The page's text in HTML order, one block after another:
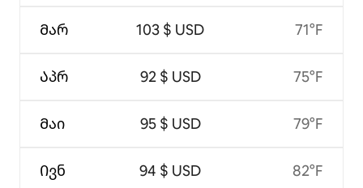
Მარ
Აპრ
Მაი
Ივნ
103 $ USD
92 $ USD
95 $ USD
94 $ USD
71°F
75°F
79°F
82°F